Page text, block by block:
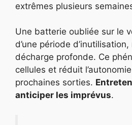
extrêmes plusieurs
Une batterie oubliée sur le
d’une période
décharge profonde. Ce
cellules et réduit
prochaines sorties.
anticiper les imprévus.